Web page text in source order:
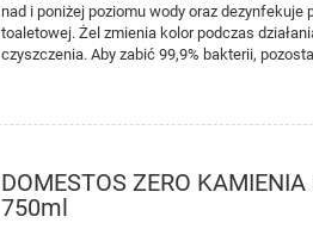
nad i poniżej poziomu wody oraz dezynfekuje
toaletowej. Żel zmienia kolor podczas
czyszczenia. Aby zabić 99,9% bakterii,
DOMESTOS ZERO
750ml